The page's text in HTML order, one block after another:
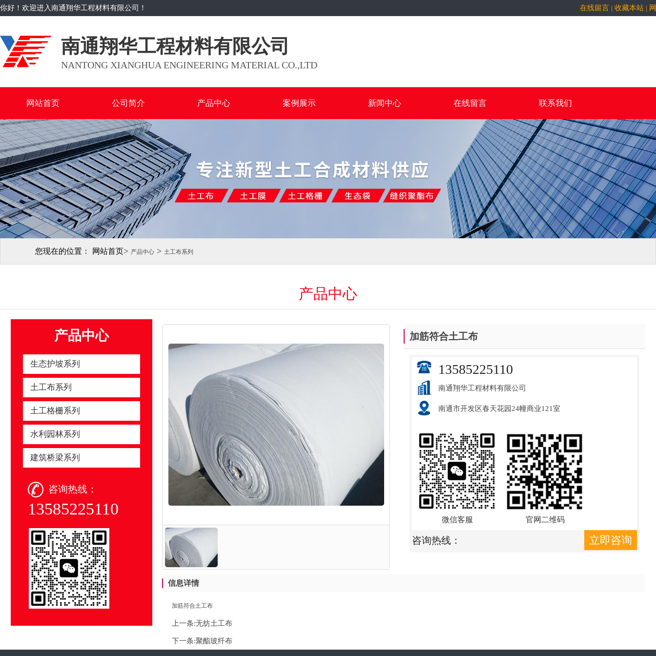
你好！欢迎进入南通翔华工程材料有限公司！ 在线留言 | 收藏本站 |
南通翔华工程材料有限公司
NANTONG XIANGHUA ENGINEERING MATERIAL CO.,LTD
网站首页 公司简介 产品中心 案例展示 新闻中心 在线留言 联系我们
您现在的位置： 网站首页> 产品中心 > 土工布系列
产品中心
产品中心
生态护坡系列
土工布系列
土工格栅系列
水利园林系列
建筑桥梁系列
咨询热线：
13585225110
加筋符合土工布
13585225110
南通翔华工程材料有限公司
南通市开发区春天花园24幢商业121室
微信客服 官网二维码
咨询热线： 立即咨询
信息详情
加筋符合土工布
上一条:无纺土工布
下一条:聚酯玻纤布